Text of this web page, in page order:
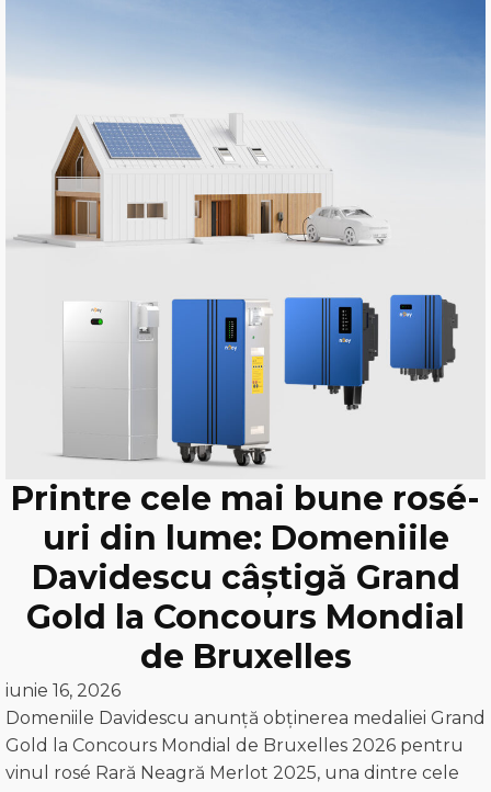
Printre cele mai bune rosé-
uri din lume: Domeniile
Davidescu câștigă Grand
Gold la Concours Mondial
de Bruxelles
iunie 16, 2026
Domeniile Davidescu anunță obținerea medaliei Grand
Gold la Concours Mondial de Bruxelles 2026 pentru
vinul rosé Rară Neagră Merlot 2025, una dintre cele